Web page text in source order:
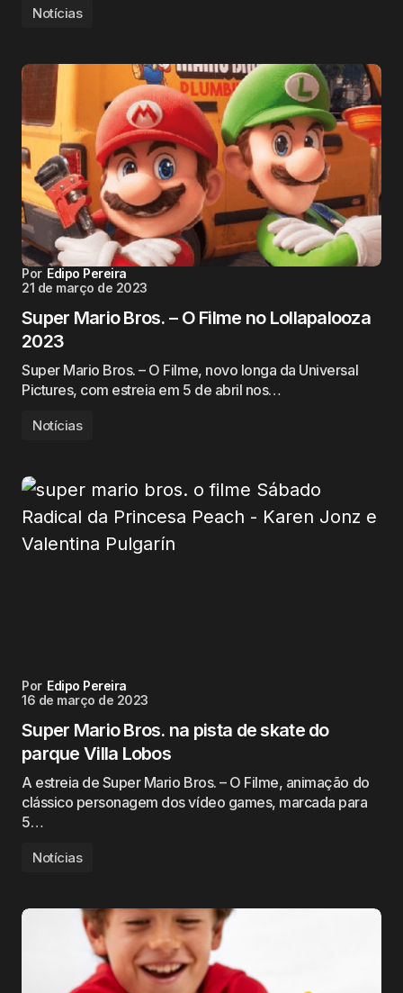
Notícias
Por Edipo Pereira
21 de março de 2023
Super Mario Bros. – O Filme no Lollapalooza
2023
Super Mario Bros. – O Filme, novo longa da Universal
Pictures, com estreia em 5 de abril nos…
Notícias
Por Edipo Pereira
16 de março de 2023
Super Mario Bros. na pista de skate do
parque Villa Lobos
A estreia de Super Mario Bros. – O Filme, animação do
clássico personagem dos vídeo games, marcada para
5…
Notícias